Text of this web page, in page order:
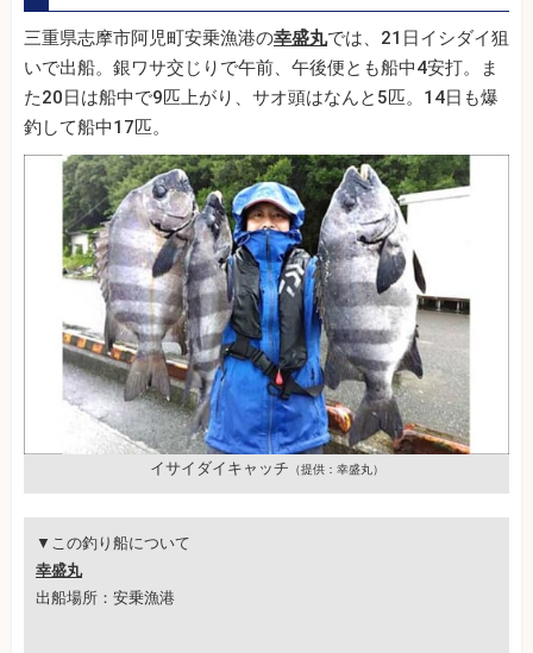
三重県志摩市阿児町安乗漁港の幸盛丸では、21日イシダイ狙
いで出船。銀ワサ交じりで午前、午後便とも船中4安打。ま
た20日は船中で9匹上がり、サオ頭はなんと5匹。14日も爆
釣して船中17匹。
イサイダイキャッチ （提供：幸盛丸）
▼この釣り船について
幸盛丸
出船場所：安乗漁港